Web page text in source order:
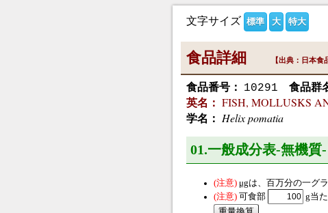
文字サイズ 標準 大 特大
食品詳細 【出典：日本食
食品番号： 10291 食品群
英名： FISH, MOLLUSKS
学名： Helix pomatia
01.一般成分表-無機質
μgは、百万分の一グ
可食部
g当